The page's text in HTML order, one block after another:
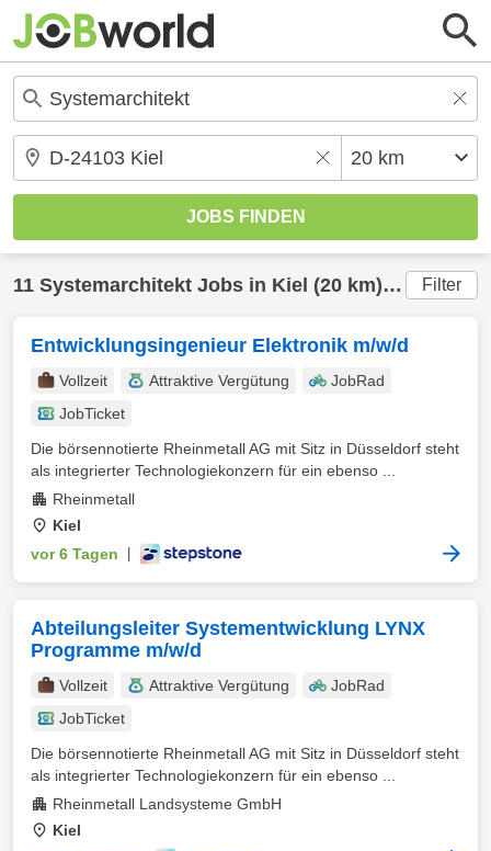
11 Systemarchitekt Jobs in Kiel (20 km) gefunden Filter
Entwicklungsingenieur Elektronik m/w/d
Vollzeit Attraktive Vergütung
JobRad
JobTicket
Die börsennotierte Rheinmetall AG mit Sitz in Düsseldorf steht
als integrierter Technologiekonzern für ein ebenso ...
Rheinmetall
Kiel
vor 6 Tagen
Abteilungsleiter Systementwicklung LYNX
Programme m/w/d
Vollzeit Attraktive Vergütung
JobRad
JobTicket
Die börsennotierte Rheinmetall AG mit Sitz in Düsseldorf steht
als integrierter Technologiekonzern für ein ebenso ...
Rheinmetall Landsysteme GmbH
Kiel